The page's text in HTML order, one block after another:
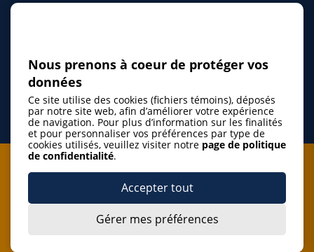
Je m'abonne à l'infolettre
J’accepte de m’abonner à l’infolettre de La Gazette de la
Nous prenons à coeur de protéger vos
données
Ce site utilise des cookies (fichiers témoins), déposés
par notre site web, afin d’améliorer votre expérience
de navigation. Pour plus d’information sur les finalités
et pour personnaliser vos préférences par type de
cookies utilisés, veuillez visiter notre page de politique
de confidentialité.
Accepter tout
Gérer mes préférences